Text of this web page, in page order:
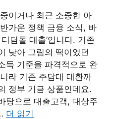
이거나 최근 소중한 아
가운 정책 금융 소식, 바
딤돌 대출’입니다. 기존
낮아 그림의 떡이었던
득 기준을 파격적으로 완
라 기존 주담대 대환까
정부 기금 상품인데요.
탕으로 대출고객, 대상주
더 읽기